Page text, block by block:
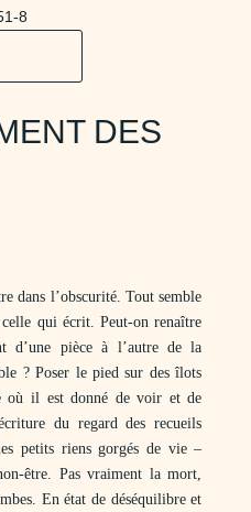
8
DES
dans l’obscurité. Tout semble
qui écrit. Peut-on renaître
d’une pièce à l’autre de la
? Poser le pied sur des îlots
où il est donné de voir et de
du regard des recueils
petits riens gorgés de vie –
être. Pas vraiment la mort,
En état de déséquilibre et